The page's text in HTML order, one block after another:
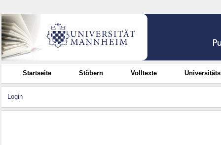
Startseite Stöbern Volltexte
Login